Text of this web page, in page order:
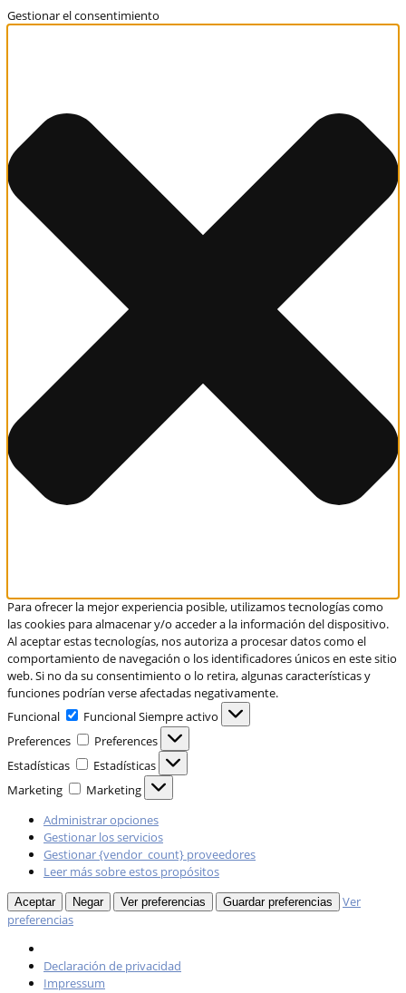
Gestionar el consentimiento
Para ofrecer la mejor experiencia posible, utilizamos tecnologías como
las cookies para almacenar y/o acceder a la información del dispositivo.
Al aceptar estas tecnologías, nos autoriza a procesar datos como el
comportamiento de navegación o los identificadores únicos en este sitio
web. Si no da su consentimiento o lo retira, algunas características y
funciones podrían verse afectadas negativamente.
Funcional
FuncionalSiempre activo
Preferences
Preferences
Estadísticas
Estadísticas
Marketing
Marketing
Administrar opciones
Gestionar los servicios
Gestionar {vendor_count} proveedores
Leer más sobre estos propósitos
Aceptar Negar Ver preferencias Guardar preferencias
Ver
preferencias
Declaración de privacidad
Impressum